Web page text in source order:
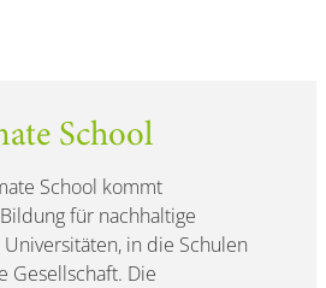
School
School kommt
für nachhaltige
in die Schulen
Gesellschaft. Die